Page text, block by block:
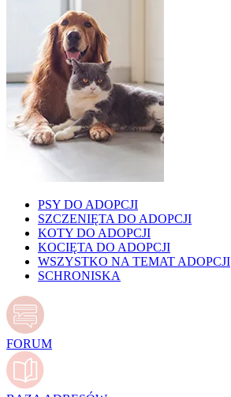
PSY DO ADOPCJI
SZCZENIĘTA DO ADOPCJI
KOTY DO ADOPCJI
KOCIĘTA DO ADOPCJI
WSZYSTKO NA TEMAT ADOPCJI
SCHRONISKA
FORUM